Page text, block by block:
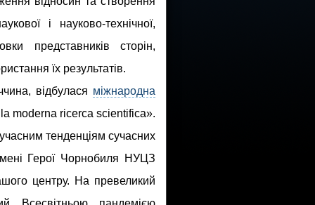
і науково-технічної,
представників сторін,
їх результатів.
відбулася міжнародна
moderna ricerca scientifica».
тенденціям сучасних
Герої Чорнобиля НУЦЗ
центру. На превеликий